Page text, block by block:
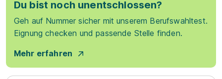
Du bist noch unentschlossen?
Geh auf Nummer sicher mit unserem Berufswahltest.
Eignung checken und passende Stelle finden.
Mehr erfahren